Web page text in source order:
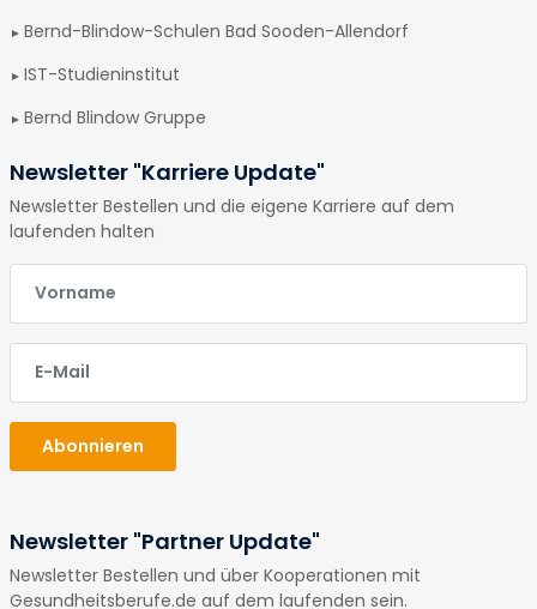
Bernd-Blindow-Schulen Bad Sooden-Allendorf
IST-Studieninstitut
Bernd Blindow Gruppe
Newsletter "Karriere Update"
Newsletter Bestellen und die eigene Karriere auf dem
laufenden halten
E-Mail
E-Mail
Abonnieren
Newsletter "Partner Update"
Newsletter Bestellen und über Kooperationen mit
Gesundheitsberufe.de auf dem laufenden sein.